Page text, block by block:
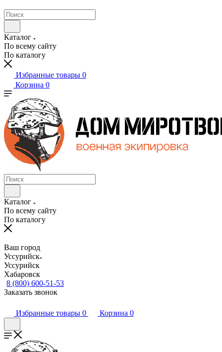
Каталог
По всему сайту
По каталогу
Избранные товары 0
Корзина 0
Каталог
По всему сайту
По каталогу
Ваш город
Уссурийск
Уссурийск
Хабаровск
8 (800) 600-51-53
Заказать звонок
Избранные товары 0 Корзина 0